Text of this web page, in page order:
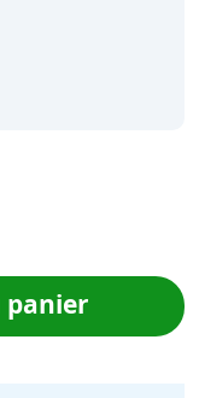
panier